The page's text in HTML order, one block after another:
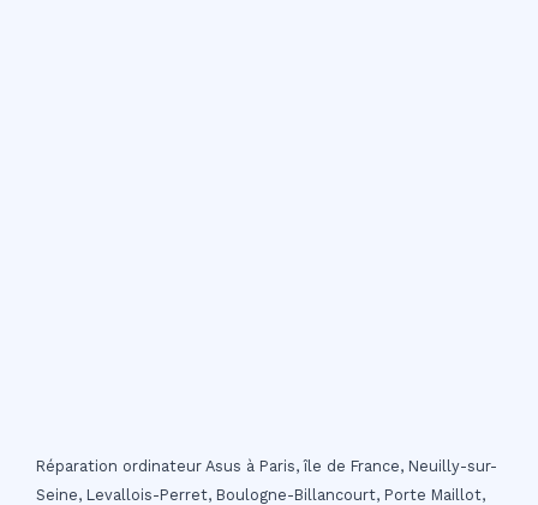
Réparation ordinateur Asus à Paris, île de France, Neuilly-sur-
Seine, Levallois-Perret, Boulogne-Billancourt, Porte Maillot,